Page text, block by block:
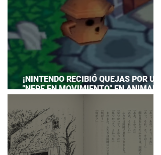
¡NINTENDO RECIBIÓ QUEJAS POR UN
"NEPE EN MOVIMIENTO" EN ANIMAL
PREPARAR UNA RESPUESTA OFICIAL!